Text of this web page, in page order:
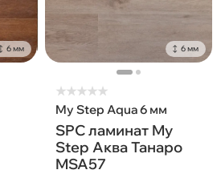
6 мм 6 мм
★★★★★
My Step Aqua 6 мм
SPC ламинат My
Step Аква Танаро
MSA57